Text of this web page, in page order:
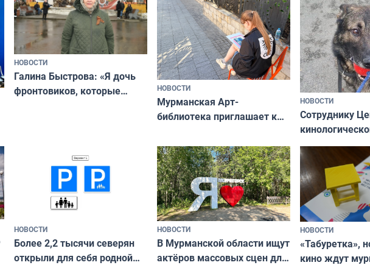
НОВОСТИ
Галина Быстрова: «Я дочь
фронтовиков, которые
НОВОСТИ
Мурманская Арт-
библиотека приглашает к
и фотографов
НОВОСТИ
Сотруднику
ищут новый
НОВОСТИ
Более 2,2 тысячи северян
открыли для себя родной
НОВОСТИ
В Мурманской области ищут
актёров массовых сцен для
НОВОСТИ
«Табуретка»,
кино ждут